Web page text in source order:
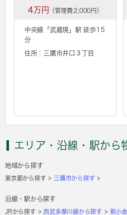
4万円 （管理費:2,000円）
中央線「 武蔵境 」駅 徒歩15
分
住所：三鷹市井口３丁目
エリア・沿線・駅から
地域から探す
東京都から探す 三鷹市から探す
沿線・駅から探す
JRから探す 西武多摩川線から探す 新小